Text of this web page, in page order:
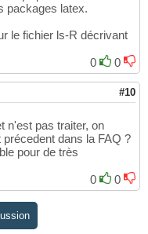
packages latex.
le fichier ls-R décrivant
0
0
#10
n'est pas traiter, on
dans la FAQ ?
pour de très
0
0